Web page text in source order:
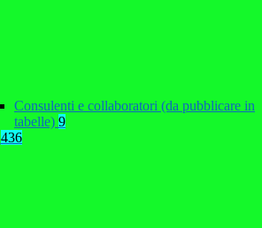
Consulenti e collaboratori (da pubblicare in
tabelle) 9
436